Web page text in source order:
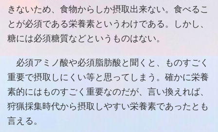
きないため、食物からしか摂取出来ない。食べるこ
とが必須である栄養素というわけである。しかし、
糖には必須糖質などというものはない。
必須アミノ酸や必須脂肪酸と聞くと、ものすごく
重要で摂取しにくい等と思ってしまう。確かに栄養
素的にはものすごく重要なのだが、言い換えれば、
狩猟採集時代から摂取しやすい栄養素であったとも
言える。